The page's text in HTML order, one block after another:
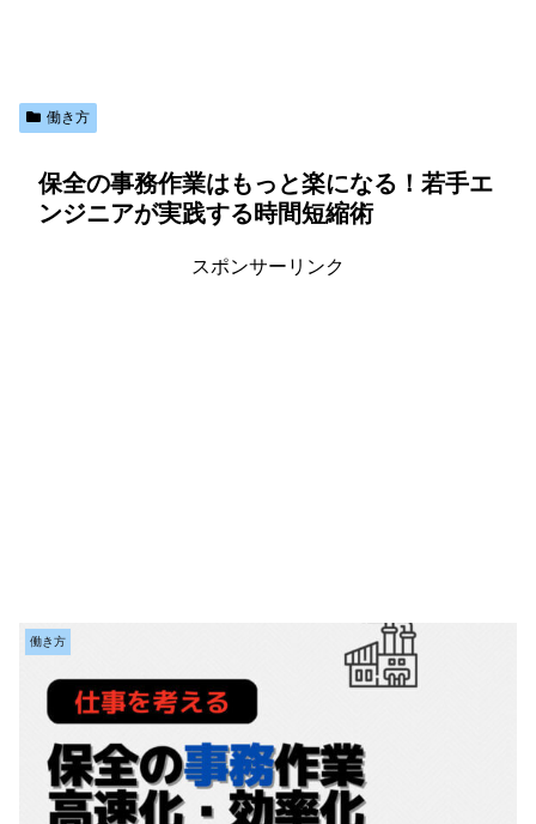
働き方
保全の事務作業はもっと楽になる！若手エ
ンジニアが実践する時間短縮術
スポンサーリンク
働き方